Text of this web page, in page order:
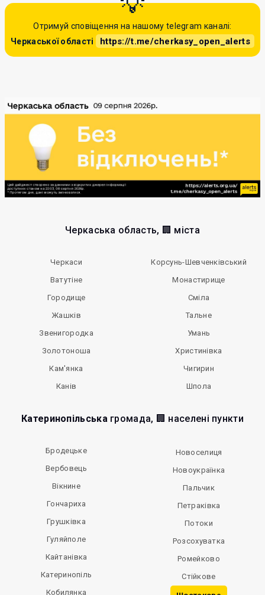
Отримуй сповіщення на нашому telegram каналі:
Черкаської області
https://t.me/cherkasy_open_alerts
Черкаська область, 🏢 міста
Черкаси
Ватутіне
Городище
Жашків
Звенигородка
Золотоноша
Кам'янка
Канів
Корсунь-Шевченківський
Монастирище
Сміла
Тальне
Умань
Христинівка
Чигирин
Шпола
Катеринопільськагромада, 🏢 населені пункти
Бродецьке
Вербовець
Вікнине
Гончариха
Грушківка
Гуляйполе
Кайтанівка
Катеринопіль
Кобилянка
Новоселиця
Новоукраїнка
Пальчик
Петраківка
Потоки
Розсохуватка
Ромейково
Стійкове